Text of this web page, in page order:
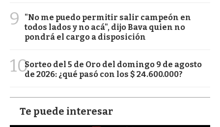
9
"No me puedo permitir salir campeón en
todos lados y no acá", dijo Bava quien no
pondrá el cargo a disposición
10Sorteo del 5 de Oro del domingo 9 de agosto
de 2026: ¿qué pasó con los $ 24.600.000?
Te puede interesar